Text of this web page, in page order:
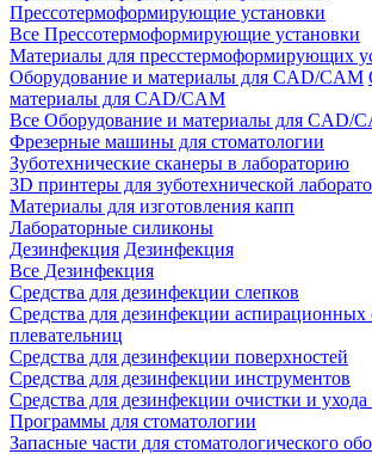
Прессотермоформирующие установки
Все Прессотермоформирующие установки
Материалы для пресстермоформирующих
Оборудование и материалы для CAD/CAM
материалы для CAD/CAM
Все Оборудование и материалы для CAD/
Фрезерные машины для стоматологии
Зуботехнические сканеры в лабораторию
3D принтеры для зуботехнической
Материалы для изготовления капп
Лабораторные силиконы
Дезинфекция Дезинфекция
Все Дезинфекция
Средства для дезинфекции слепков
Средства для дезинфекции аспирационных
плевательниц
Средства для дезинфекции поверхностей
Средства для дезинфекции инструментов
Средства для дезинфекции очистки и ухода
Программы для стоматологии
Запасные части для стоматологического